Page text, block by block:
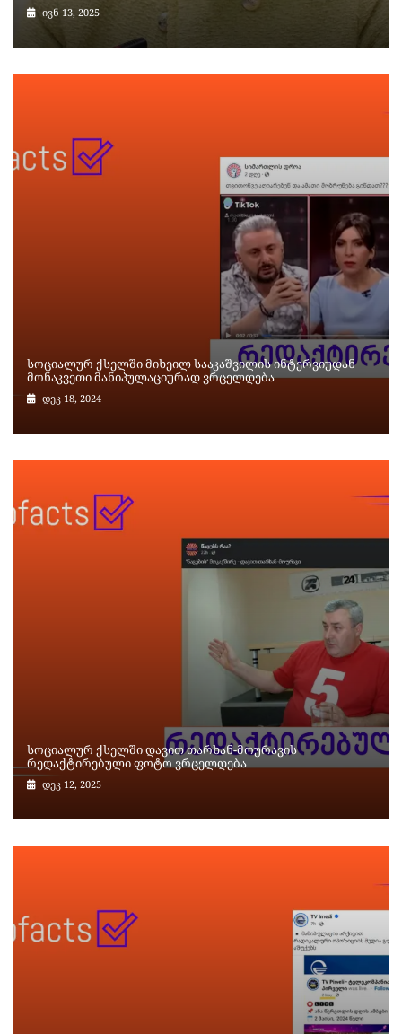
ივნ 13, 2025
სოციალურ ქსელში მიხეილ სააკაშვილის ინტერვიუდან
მონაკვეთი მანიპულაციურად ვრცელდება
დეკ 18, 2024
სოციალურ ქსელში დავით თარხან-მოურავის
რედაქტირებული ფოტო ვრცელდება
დეკ 12, 2025